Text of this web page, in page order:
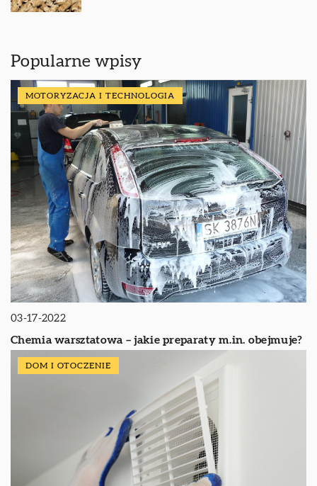
Popularne wpisy
MOTORYZACJA I TECHNOLOGIA
03-17-2022
Chemia warsztatowa – jakie preparaty m.in. obejmuje?
DOM I OTOCZENIE